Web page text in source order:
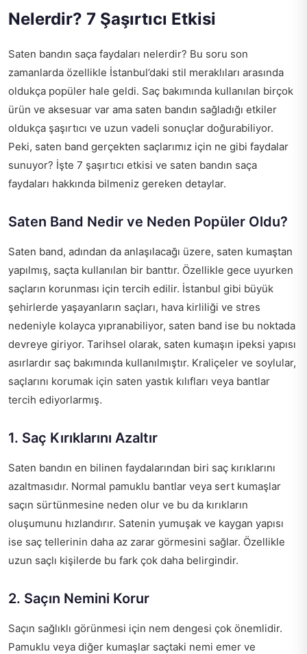
Nelerdir? 7 Şaşırtıcı Etkisi
Saten bandın saça faydaları nelerdir? Bu soru son
zamanlarda özellikle İstanbul’daki stil meraklıları arasında
oldukça popüler hale geldi. Saç bakımında kullanılan birçok
ürün ve aksesuar var ama saten bandın sağladığı etkiler
oldukça şaşırtıcı ve uzun vadeli sonuçlar doğurabiliyor.
Peki, saten band gerçekten saçlarımız için ne gibi faydalar
sunuyor? İşte 7 şaşırtıcı etkisi ve saten bandın saça
faydaları hakkında bilmeniz gereken detaylar.
Saten Band Nedir ve Neden Popüler Oldu?
Saten band, adından da anlaşılacağı üzere, saten kumaştan
yapılmış, saçta kullanılan bir banttır. Özellikle gece uyurken
saçların korunması için tercih edilir. İstanbul gibi büyük
şehirlerde yaşayanların saçları, hava kirliliği ve stres
nedeniyle kolayca yıpranabiliyor, saten band ise bu noktada
devreye giriyor. Tarihsel olarak, saten kumaşın ipeksi yapısı
asırlardır saç bakımında kullanılmıştır. Kraliçeler ve soylular,
saçlarını korumak için saten yastık kılıfları veya bantlar
tercih ediyorlarmış.
1. Saç Kırıklarını Azaltır
Saten bandın en bilinen faydalarından biri saç kırıklarını
azaltmasıdır. Normal pamuklu bantlar veya sert kumaşlar
saçın sürtünmesine neden olur ve bu da kırıkların
oluşumunu hızlandırır. Satenin yumuşak ve kaygan yapısı
ise saç tellerinin daha az zarar görmesini sağlar. Özellikle
uzun saçlı kişilerde bu fark çok daha belirgindir.
2. Saçın Nemini Korur
Saçın sağlıklı görünmesi için nem dengesi çok önemlidir.
Pamuklu veya diğer kumaşlar saçtaki nemi emer ve